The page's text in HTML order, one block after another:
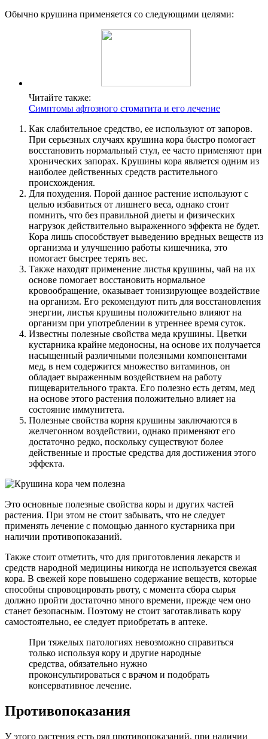
Обычно крушина применяется со следующими целями:
Читайте также:
Симптомы афтозного стоматита и его лечение
Как слабительное средство, ее используют от запоров.
При серьезных случаях крушина кора быстро помогает
восстановить нормальный стул, ее часто применяют при
хронических запорах. Крушины кора является одним из
наиболее действенных средств растительного
происхождения.
Для похудения. Порой данное растение используют с
целью избавиться от лишнего веса, однако стоит
помнить, что без правильной диеты и физических
нагрузок действительно выраженного эффекта не будет.
Кора лишь способствует выведению вредных веществ из
организма и улучшению работы кишечника, это
помогает быстрее терять вес.
Также находят применение листья крушины, чай на их
основе помогает восстановить нормальное
кровообращение, оказывает тонизирующее воздействие
на организм. Его рекомендуют пить для восстановления
энергии, листья крушины положительно влияют на
организм при употреблении в утреннее время суток.
Известны полезные свойства меда крушины. Цветки
кустарника крайне медоносны, на основе их получается
насыщенный различными полезными компонентами
мед, в нем содержится множество витаминов, он
обладает выраженным воздействием на работу
пищеварительного тракта. Его полезно есть детям, мед
на основе этого растения положительно влияет на
состояние иммунитета.
Полезные свойства корня крушины заключаются в
желчегонном воздействии, однако применяют его
достаточно редко, поскольку существуют более
действенные и простые средства для достижения этого
эффекта.
Это основные полезные свойства коры и других частей
растения. При этом не стоит забывать, что не следует
применять лечение с помощью данного кустарника при
наличии противопоказаний.
Также стоит отметить, что для приготовления лекарств и
средств народной медицины никогда не используется свежая
кора. В свежей коре повышено содержание веществ, которые
способны спровоцировать рвоту, с момента сбора сырья
должно пройти достаточно много времени, прежде чем оно
станет безопасным. Поэтому не стоит заготавливать кору
самостоятельно, ее следует приобретать в аптеке.
При тяжелых патологиях невозможно справиться
только используя кору и другие народные
средства, обязательно нужно
проконсультироваться с врачом и подобрать
консервативное лечение.
Противопоказания
У этого растения есть ряд противопоказаний, при наличии